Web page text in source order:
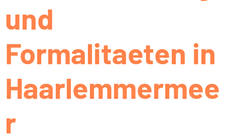
und
Formalitaeten in
Haarlemmermee
r